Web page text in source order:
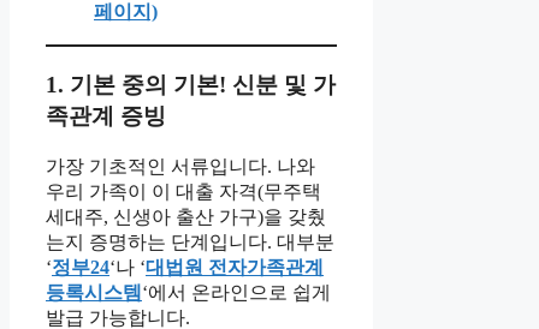
페이지)
1. 기본 중의 기본! 신분 및 가
족관계 증빙
가장 기초적인 서류입니다. 나와
우리 가족이 이 대출 자격(무주택
세대주, 신생아 출산 가구)을 갖췄
는지 증명하는 단계입니다. 대부분
‘정부24‘나 ‘대법원 전자가족관계
등록시스템 ‘에서 온라인으로 쉽게
발급 가능합니다.